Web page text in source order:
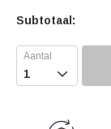
Subtotaal:
